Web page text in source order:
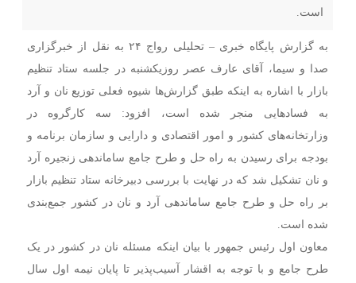
است.
به گزارش پایگاه خبری – تحلیلی رواج ۲۴ به نقل از خبرگزاری
صدا و سیما، آقای عارف عصر روزیکشنبه در جلسه ستاد تنظیم
بازار با اشاره به اینکه طبق گزارش‌ها شیوه فعلی توزیع نان و آرد
به فساد‌هایی منجر شده است، افزود: سه کارگروه در
وزارتخانه‌های کشور و امور اقتصادی و دارایی و سازمان برنامه و
بودجه برای رسیدن به راه حل و طرح جامع ساماندهی زنجیره آرد
و نان تشکیل شد که در نهایت با بررسی دبیرخانه ستاد تنظیم بازار
بر راه حل و طرح جامع ساماندهی آرد و نان در کشور جمع‌بندی
شده است.
معاون اول رئیس جمهور با بیان اینکه مسئله نان در کشور در یک
طرح جامع و با توجه به اقشار آسیب‌پذیر تا پایان نیمه اول سال